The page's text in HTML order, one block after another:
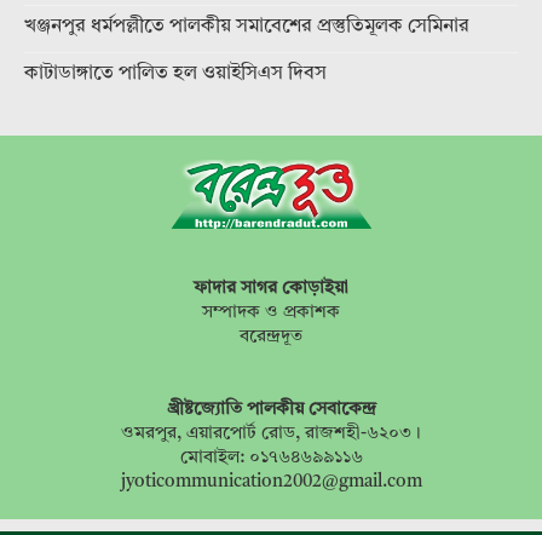
খঞ্জনপুর ধর্মপল্লীতে পালকীয় সমাবেশের প্রস্তুতিমূলক সেমিনার
কাটাডাঙ্গাতে পালিত হল ওয়াইসিএস দিবস
ফাদার সাগর কোড়াইয়া
সম্পাদক ও প্রকাশক
বরেন্দ্রদূত
খ্রীষ্টজ্যোতি পালকীয় সেবাকেন্দ্র
ওমরপুর, এয়ারপোর্ট রোড, রাজশহী-৬২০৩।
মোবাইল: ০১৭৬৪৬৯৯১১৬
jyoticommunication2002@gmail.com